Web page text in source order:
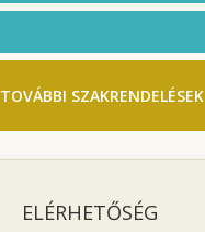
TOVÁBBI SZAKRENDELÉSEK
ELÉRHETŐSÉG